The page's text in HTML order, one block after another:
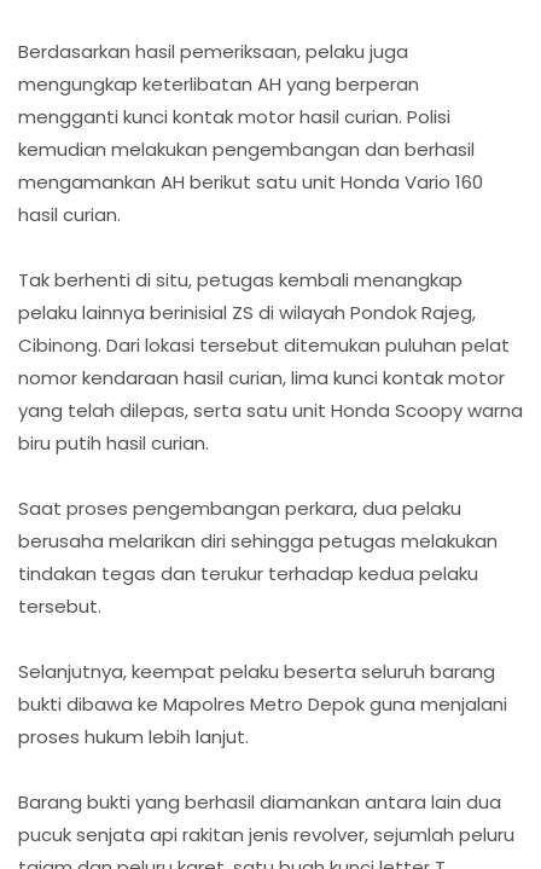
Berdasarkan hasil pemeriksaan, pelaku juga
mengungkap keterlibatan AH yang berperan
mengganti kunci kontak motor hasil curian. Polisi
kemudian melakukan pengembangan dan berhasil
mengamankan AH berikut satu unit Honda Vario 160
hasil curian.
Tak berhenti di situ, petugas kembali menangkap
pelaku lainnya berinisial ZS di wilayah Pondok Rajeg,
Cibinong. Dari lokasi tersebut ditemukan puluhan pelat
nomor kendaraan hasil curian, lima kunci kontak motor
yang telah dilepas, serta satu unit Honda Scoopy warna
biru putih hasil curian.
Saat proses pengembangan perkara, dua pelaku
berusaha melarikan diri sehingga petugas melakukan
tindakan tegas dan terukur terhadap kedua pelaku
tersebut.
Selanjutnya, keempat pelaku beserta seluruh barang
bukti dibawa ke Mapolres Metro Depok guna menjalani
proses hukum lebih lanjut.
Barang bukti yang berhasil diamankan antara lain dua
pucuk senjata api rakitan jenis revolver, sejumlah peluru